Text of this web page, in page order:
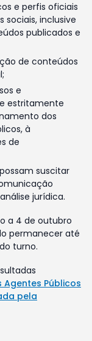
e perfis oficiais
sociais, inclusive
publicados e
de conteúdos
e
estritamente
dos
à
de
suscitar
jurídica.
a 4 de outubro
permanecer até
turno.
Públicos
pela